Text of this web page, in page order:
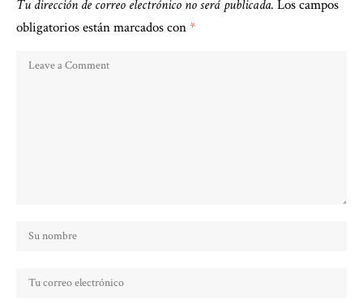
Tu dirección de correo electrónico no será publicada. Los campos
obligatorios están marcados con*